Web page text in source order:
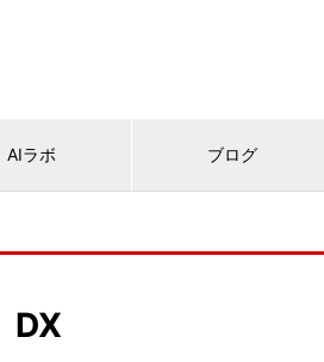
AIラボ ブログ
DX